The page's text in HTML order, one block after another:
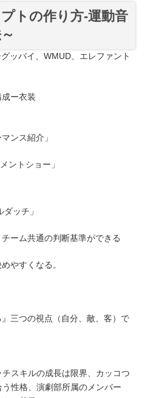
トの作り方-運動音
ッバイ、WMUD、エレファント
ー衣装
ンス紹介」
ントショー」
ッチ」
ーム共通の判断基準ができる
やすくなる。
』三つの視点（自分、敵、客）で
チスキルの成長は限界、カッコつ
性格、演劇部所属のメンバー